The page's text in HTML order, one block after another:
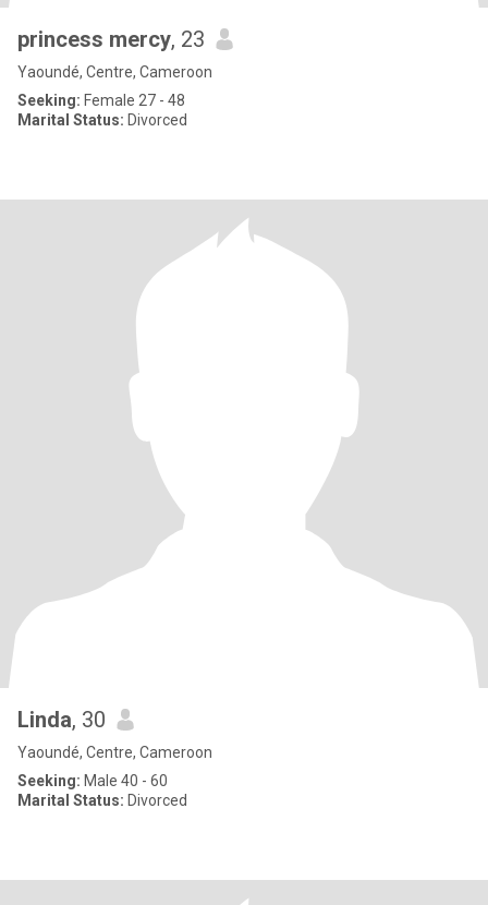
princess mercy, 23
Yaoundé, Centre, Cameroon
Seeking: Female 27 - 48
Marital Status: Divorced
Linda, 30
Yaoundé, Centre, Cameroon
Seeking: Male 40 - 60
Marital Status: Divorced